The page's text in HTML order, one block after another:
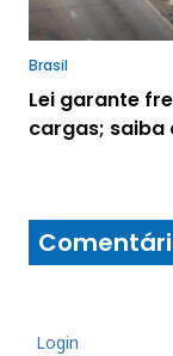
Brasil
Lei garante
cargas; saiba
Login